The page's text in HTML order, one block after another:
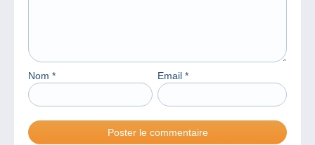
Nom * Email *